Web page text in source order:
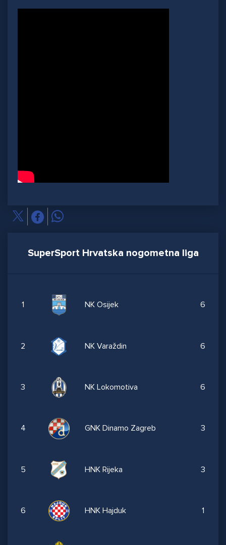
SuperSport Hrvatska nogometna liga
1 NK Osijek 6
2 NK Varaždin 6
3 NK Lokomotiva 6
4 GNK Dinamo Zagreb 3
5 HNK Rijeka 3
6 HNK Hajduk 1